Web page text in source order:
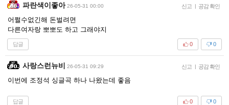
파란색이좋아 26-05-31 00:00 신고 | 공감 확인
어쩔수없긴해 돈벌려면
다른여자랑 뽀뽀도 하고 그래야지
답글 0
0
사랑스런뉴비 26-05-31 09:29 신고 | 공감 확인
이번에 조정석 싱글곡 하나 나왔는데 좋음
답글 0
0